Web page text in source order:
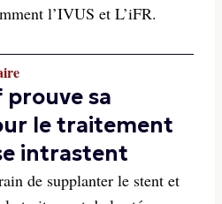
l’IVUS et L’iFR.
prouve sa
le traitement
intrastent
de supplanter le stent et